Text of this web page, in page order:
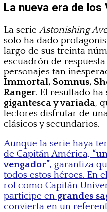
La nueva era de los
La serieAstonishing
solo ha dado
largo de sus treinta
escuadrón de
personajes tan
Immortal, Somnus,
Ranger. El resultado ha
gigantesca y variada,
lectores disfrutar de
clásicos y secundarios.
Aunque la serie haya
de Capitán América,
vengador”, garantiza
todos estos héroes. En
rol como Capitán
participe en grandes
convierta en un